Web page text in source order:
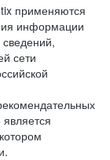
применяются
информации
сети